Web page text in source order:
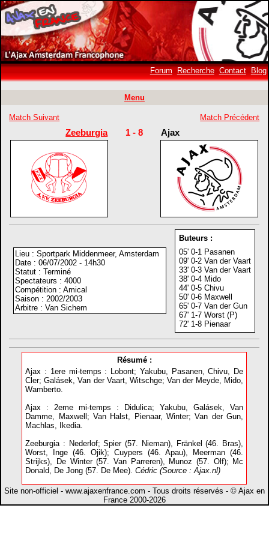
Forum Recherche Contact Blog
Menu
Match Suivant Match Précédent
Zeeburgia 1 - 8 Ajax
Lieu : Sportpark Middenmeer, Amsterdam
Date : 06/07/2002 - 14h30
Statut : Terminé
Spectateurs : 4000
Compétition : Amical
Saison : 2002/2003
Arbitre : Van Sichem
Buteurs :
05' 0-1 Pasanen
09' 0-2 Van der Vaart
33' 0-3 Van der Vaart
38' 0-4 Mido
44' 0-5 Chivu
50' 0-6 Maxwell
65' 0-7 Van der Gun
67' 1-7 Worst (P)
72' 1-8 Pienaar
Résumé :
Ajax : 1ere mi-temps : Lobont; Yakubu, Pasanen, Chivu, De
Cler; Galásek, Van der Vaart, Witschge; Van der Meyde, Mido,
Wamberto.
Ajax : 2eme mi-temps : Didulica; Yakubu, Galásek, Van
Damme, Maxwell; Van Halst, Pienaar, Winter; Van der Gun,
Machlas, Ikedia.
Zeeburgia : Nederlof; Spier (57. Nieman), Fränkel (46. Bras),
Worst, Inge (46. Ojik); Cuypers (46. Apau), Meerman (46.
Strijks), De Winter (57. Van Parreren), Munoz (57. Olf); Mc
Donald, De Jong (57. De Mee).Cédric (Source : Ajax.nl)
Site non-officiel - www.ajaxenfrance.com - Tous droits réservés - © Ajax en
France 2000-2026